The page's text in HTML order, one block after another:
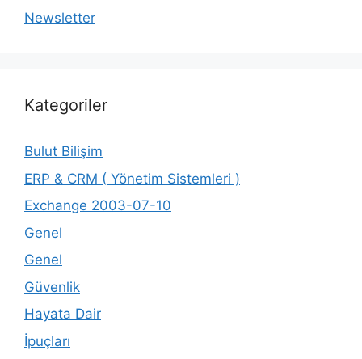
Newsletter
Kategoriler
Bulut Bilişim
ERP & CRM ( Yönetim Sistemleri )
Exchange 2003-07-10
Genel
Genel
Güvenlik
Hayata Dair
İpuçları